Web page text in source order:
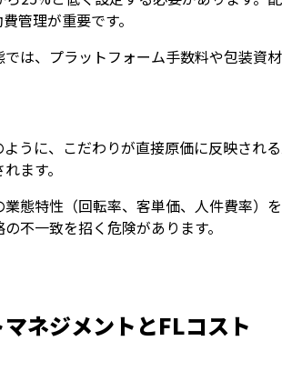
管理が重要です。
は、プラットフォーム手数料や包装資
ように、こだわりが直接原価に反映され
ます。
態特性（回転率、客単価、人件費率）
不一致を招く危険があります。
ネジメントとFLコスト